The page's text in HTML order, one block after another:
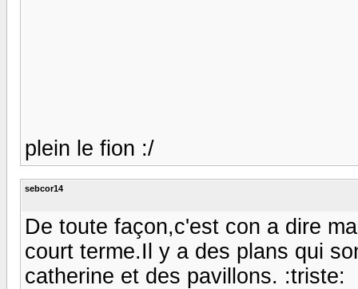
plein le fion :/
sebcor14
De toute façon,c'est con a dire
court terme.Il y a des plans qui
catherine et des pavillons. :triste: